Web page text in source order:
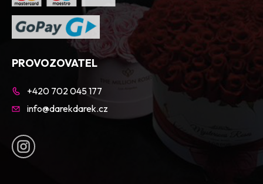
PROVOZOVATEL
+420 702 045 177
info@darekdarek.cz